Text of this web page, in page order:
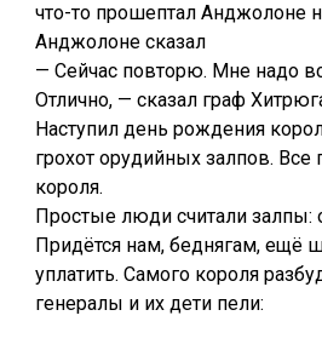
что-то прошептал Анджолоне
Анджолоне сказал
— Сейчас повторю. Мне надо
Отлично, — сказал граф
Наступил день рождения
грохот орудийных залпов.
короля.
Простые люди считали залпы:
Придётся нам, беднягам, ещё
уплатить. Самого короля
генералы и их дети пели: